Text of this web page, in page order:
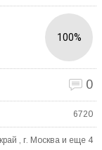
100%
0
6720
, г. Москва и еще 4